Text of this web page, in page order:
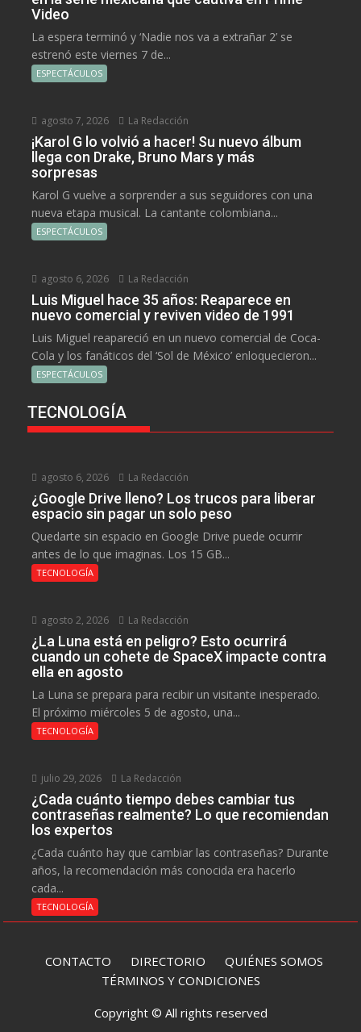
Video
La espera terminó y ‘Nadie nos va a extrañar 2’ se
estrenó este viernes 7 de...
ESPECTÁCULOS
agosto 7, 2026 La Redacción
¡Karol G lo volvió a hacer! Su nuevo álbum
llega con Drake, Bruno Mars y más
sorpresas
Karol G vuelve a sorprender a sus seguidores con una
nueva etapa musical. La cantante colombiana...
ESPECTÁCULOS
agosto 6, 2026 La Redacción
Luis Miguel hace 35 años: Reaparece en
nuevo comercial y reviven video de 1991
Luis Miguel reapareció en un nuevo comercial de Coca-
Cola y los fanáticos del ‘Sol de México’ enloquecieron...
ESPECTÁCULOS
TECNOLOGÍA
agosto 6, 2026 La Redacción
¿Google Drive lleno? Los trucos para liberar
espacio sin pagar un solo peso
Quedarte sin espacio en Google Drive puede ocurrir
antes de lo que imaginas. Los 15 GB...
TECNOLOGÍA
agosto 2, 2026 La Redacción
¿La Luna está en peligro? Esto ocurrirá
cuando un cohete de SpaceX impacte contra
ella en agosto
La Luna se prepara para recibir un visitante inesperado.
El próximo miércoles 5 de agosto, una...
TECNOLOGÍA
julio 29, 2026 La Redacción
¿Cada cuánto tiempo debes cambiar tus
contraseñas realmente? Lo que recomiendan
los expertos
¿Cada cuánto hay que cambiar las contraseñas? Durante
años, la recomendación más conocida era hacerlo
cada...
TECNOLOGÍA
CONTACTO DIRECTORIO QUIÉNES SOMOS
TÉRMINOS Y CONDICIONES
Copyright © All rights reserved